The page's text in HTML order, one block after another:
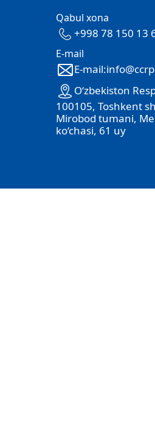
Qabul xona
+998 78 150 13
E-mail
E-
O‘zbekiston
100105, Toshkent
Mirobod tumani,
ko‘chasi, 61 uy